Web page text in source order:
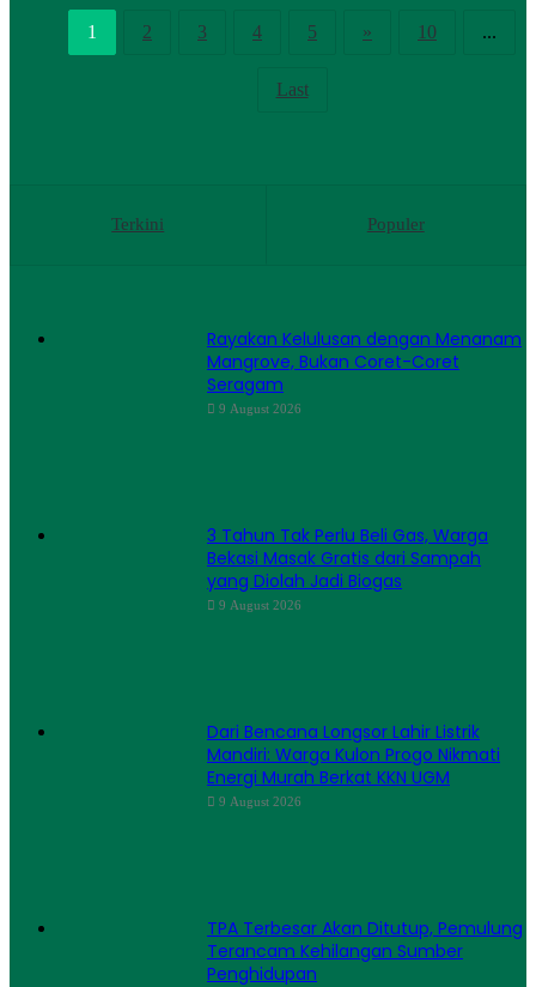
1 2 3 4 5 » 10 ...
Last
Terkini Populer
Rayakan Kelulusan dengan Menanam
Mangrove, Bukan Coret-Coret
Seragam
9 August 2026
3 Tahun Tak Perlu Beli Gas, Warga
Bekasi Masak Gratis dari Sampah
yang Diolah Jadi Biogas
9 August 2026
Dari Bencana Longsor Lahir Listrik
Mandiri: Warga Kulon Progo Nikmati
Energi Murah Berkat KKN UGM
9 August 2026
TPA Terbesar Akan Ditutup, Pemulung
Terancam Kehilangan Sumber
Penghidupan